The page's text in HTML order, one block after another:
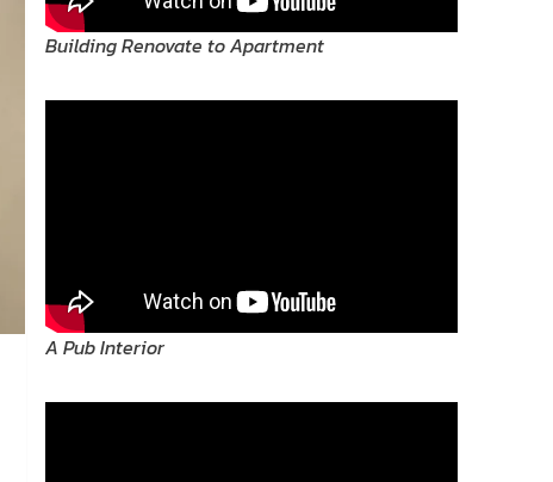
Building Renovate to Apartment
A Pub Interior